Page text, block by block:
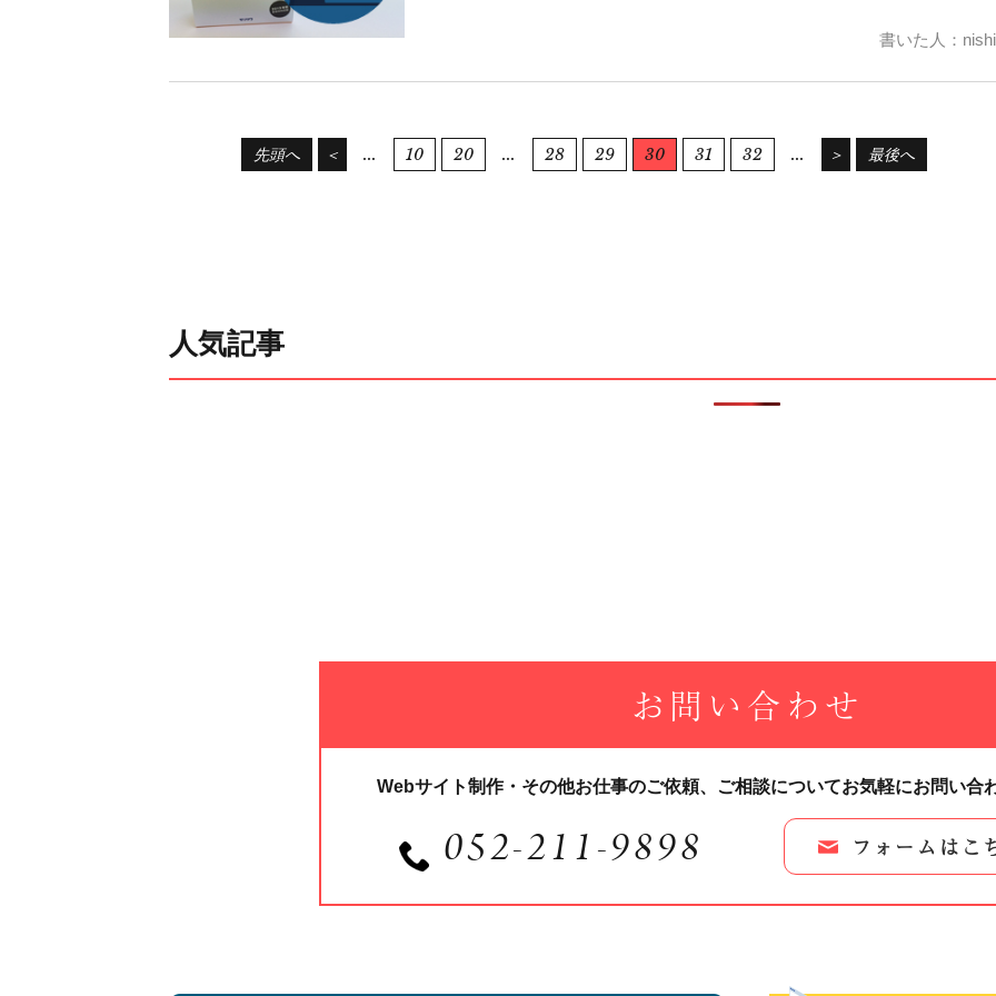
書いた人：
先頭へ ＜ ... 10 20 ... 28 29 30 31 32 ... ＞ 最後へ
人気記事
お問い合わせ
Webサイト制作・その他お仕事のご依頼、 ご相談についてお気軽にお問い合
052-211-9898 フォームはこ